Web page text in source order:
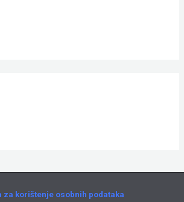
za korištenje osobnih podataka